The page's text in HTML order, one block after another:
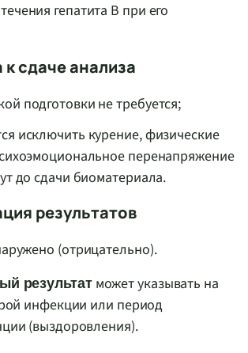
гепатита B при его
сдаче анализа
подготовки не требуется;
исключить курение, физические
перенапряжение
до сдачи биоматериала.
результатов
(отрицательно).
результатможет указывать на
инфекции или период
(выздоровления).